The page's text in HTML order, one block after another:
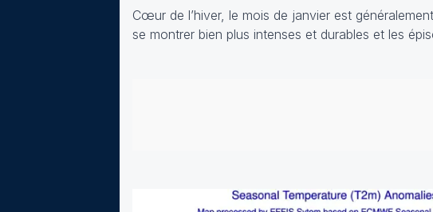
Cœur de l’hiver, le mois de janvier est
se montrer bien plus intenses et durables et les